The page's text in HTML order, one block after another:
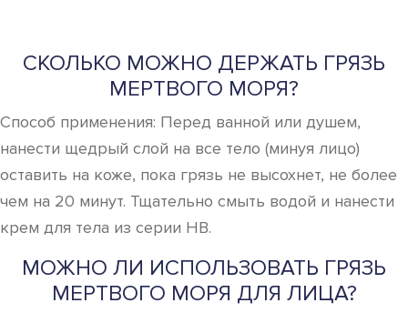
СКОЛЬКО МОЖНО ДЕРЖАТЬ ГРЯЗЬ
МЕРТВОГО МОРЯ?
Способ применения: Перед ванной или душем,
нанести щедрый слой на все тело (минуя лицо)
оставить на коже, пока грязь не высохнет, не более
чем на 20 минут. Тщательно смыть водой и нанести
крем для тела из серии НВ.
МОЖНО ЛИ ИСПОЛЬЗОВАТЬ ГРЯЗЬ
МЕРТВОГО МОРЯ ДЛЯ ЛИЦА?